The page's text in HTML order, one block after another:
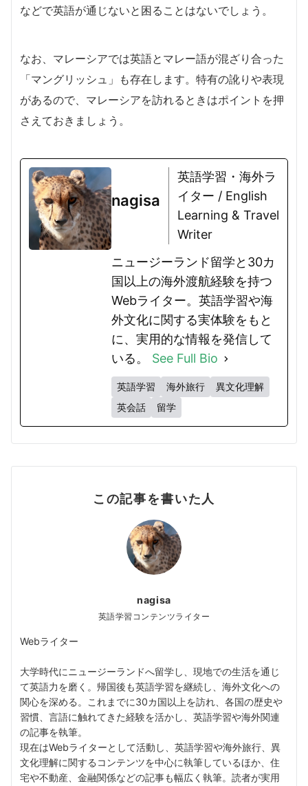
などで英語が通じないと困ることはないでしょう。
なお、マレーシアでは英語とマレー語が混ざり合った
「マングリッシュ」も存在します。特有の訛りや表現
があるので、マレーシアを訪れるときはポイントを押
さえておきましょう。
nagisa
英語学習・海外ラ
イター / English
Learning & Travel
Writer
ニュージーランド留学と30カ
国以上の海外渡航経験を持つ
Webライター。英語学習や海
外文化に関する実体験をもと
に、実用的な情報を発信して
いる。 See Full Bio
英語学習 海外旅行
異文化理解
英会話
留学
この記事を書いた人
nagisa
英語学習コンテンツライター
Webライター
大学時代にニュージーランドへ留学し、現地での生活を通じ
て英語力を磨く。帰国後も英語学習を継続し、海外文化への
関心を深める。これまでに30カ国以上を訪れ、各国の歴史や
習慣、言語に触れてきた経験を活かし、英語学習や海外関連
の記事を執筆。
現在はWebライターとして活動し、英語学習や海外旅行、異
文化理解に関するコンテンツを中心に執筆しているほか、住
宅や不動産、金融関係などの記事も幅広く執筆。読者が実用